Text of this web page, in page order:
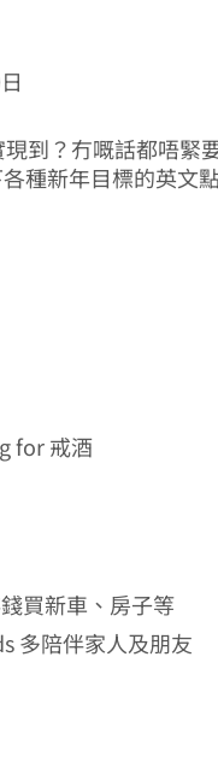
到？冇嘅話都唔緊
種新年目標的英文
for 戒酒
買新車、房子等
多陪伴家人及朋友